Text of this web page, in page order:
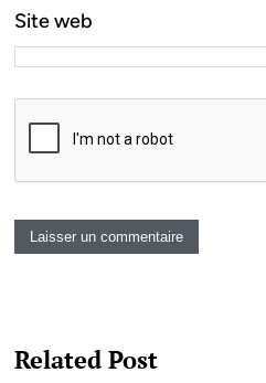
Site web
Related Post